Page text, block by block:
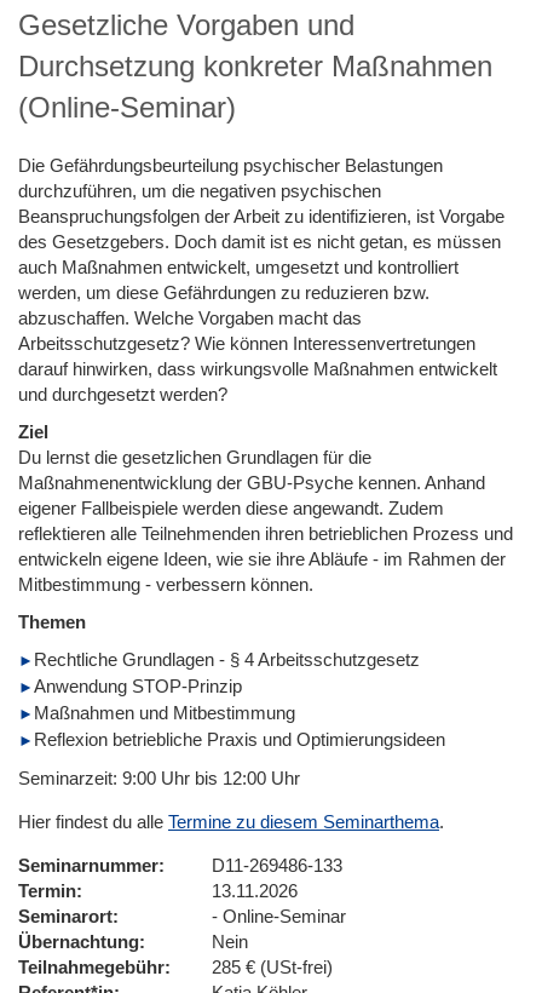
Gesetzliche Vorgaben und
Durchsetzung konkreter Maßnahmen
(Online-Seminar)
Die Gefährdungsbeurteilung psychischer Belastungen
durchzuführen, um die negativen psychischen
Beanspruchungsfolgen der Arbeit zu identifizieren, ist Vorgabe
des Gesetzgebers. Doch damit ist es nicht getan, es müssen
auch Maßnahmen entwickelt, umgesetzt und kontrolliert
werden, um diese Gefährdungen zu reduzieren bzw.
abzuschaffen. Welche Vorgaben macht das
Arbeitsschutzgesetz? Wie können Interessenvertretungen
darauf hinwirken, dass wirkungsvolle Maßnahmen entwickelt
und durchgesetzt werden?
Ziel
Du lernst die gesetzlichen Grundlagen für die
Maßnahmenentwicklung der GBU-Psyche kennen. Anhand
eigener Fallbeispiele werden diese angewandt. Zudem
reflektieren alle Teilnehmenden ihren betrieblichen Prozess und
entwickeln eigene Ideen, wie sie ihre Abläufe - im Rahmen der
Mitbestimmung - verbessern können.
Themen
Rechtliche Grundlagen - § 4 Arbeitsschutzgesetz
Anwendung STOP-Prinzip
Maßnahmen und Mitbestimmung
Reflexion betriebliche Praxis und Optimierungsideen
Seminarzeit: 9:00 Uhr bis 12:00 Uhr
Hier findest du alle Termine zu diesem Seminarthema.
Seminarnummer
D11-269486-133
Termin
13.11.2026
Seminarort
- Online-Seminar
Übernachtung
Nein
Teilnahmegebühr
285 € (USt-frei)